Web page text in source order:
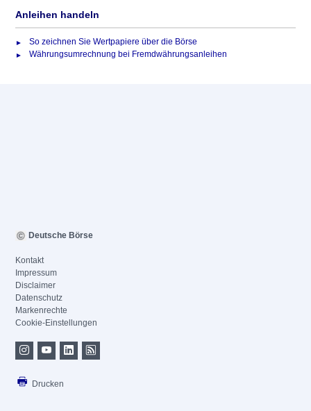
Anleihen handeln
So zeichnen Sie Wertpapiere über die Börse
Währungsumrechnung bei Fremdwährungsanleihen
Deutsche Börse
Kontakt
Impressum
Disclaimer
Datenschutz
Markenrechte
Cookie-Einstellungen
Drucken